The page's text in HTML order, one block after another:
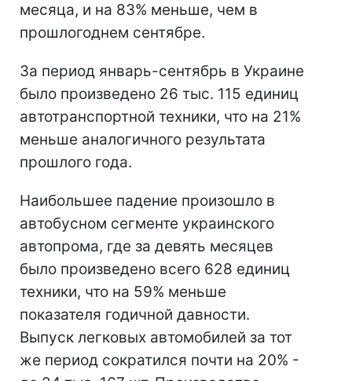
месяца, и на 83% меньше, чем в
прошлогоднем сентябре.
За период январь-сентябрь в Украине
было произведено 26 тыс. 115 единиц
автотранспортной техники, что на 21%
меньше аналогичного результата
прошлого года.
Наибольшее падение произошло в
автобусном сегменте украинского
автопрома, где за девять месяцев
было произведено всего 628 единиц
техники, что на 59% меньше
показателя годичной давности.
Выпуск легковых автомобилей за тот
же период сократился почти на 20% -